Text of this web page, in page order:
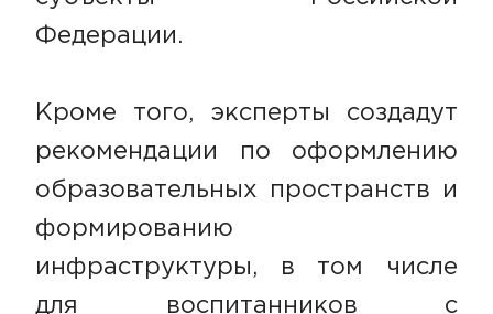
Федерации.
Кроме того, эксперты создадут
рекомендации по оформлению
образовательных пространств и
формированию
инфраструктуры, в том числе
для воспитанников с